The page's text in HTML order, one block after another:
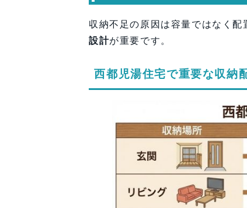
収納不足の原因は容量ではなく
設計が重要です。
西都児湯住宅で重要な収納